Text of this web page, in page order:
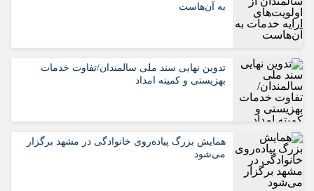
به آن‌هاست
تدوین نهایی سند ملی سالمندان/تفاوت خدمات
بهزیستی و کمیته امداد
همایش بزرگ پیاده‌روی خانوادگی در مشهد برگزار
می‌شود